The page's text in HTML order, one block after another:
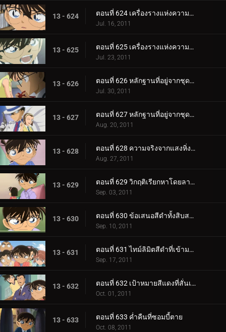
13 - 624 ตอนที่ 624 เครื่องรางแห่งความอายที่หายไป (ตอน 1)
Jul. 16, 2011
13 - 625 ตอนที่ 625 เครื่องรางแห่งความอายที่หายไป (ตอน 2)
Jul. 23, 2011
13 - 626 ตอนที่ 626 หลักฐานที่อยู่จากชุดสีดำ (ตอน 1)
Jul. 30, 2011
13 - 627 ตอนที่ 627 หลักฐานที่อยู่จากชุดสีดำ (ตอน 2)
Aug. 20, 2011
13 - 628 ตอนที่ 628 ความจริงจากแสงหิ่งห้อย
Aug. 27, 2011
13 - 629 ตอนที่ 629 วิกฤติเรียกหาโดยลางสังหรณ์สีแดง
Sep. 03, 2011
13 - 630 ตอนที่ 630 ข้อเสนอสีดำทั้งสิบสาม
Sep. 10, 2011
13 - 631 ตอนที่ 631 ไทม์ลิมิตสีดำที่เข้ามาใกล้
Sep. 17, 2011
13 - 632 ตอนที่ 632 เป้าหมายสีแดงที่สั่นเครือ
Oct. 01, 2011
13 - 633 ตอนที่ 633 ค่ำคืนที่ซอมบี้ตาย
Oct. 08, 2011